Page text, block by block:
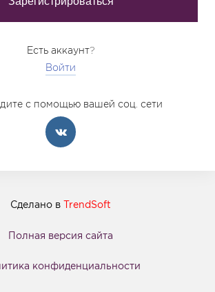
Есть аккаунт?
Войти
с помощью вашей соц. сети
Сделано в TrendSoft
Полная версия сайта
конфиденциальности